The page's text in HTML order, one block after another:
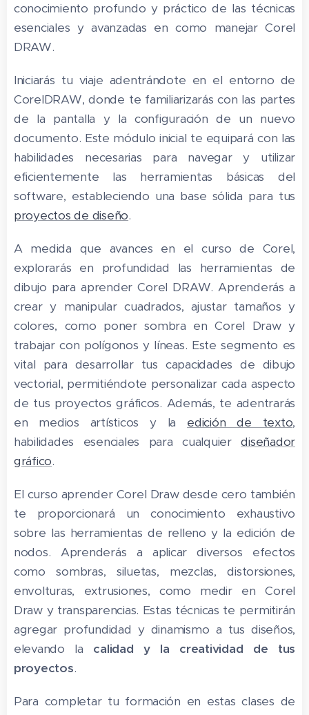
conocimiento profundo y práctico de las técnicas
esenciales y avanzadas en como manejar Corel
DRAW.
Iniciarás tu viaje adentrándote en el entorno de
CorelDRAW, donde te familiarizarás con las partes
de la pantalla y la configuración de un nuevo
documento. Este módulo inicial te equipará con las
habilidades necesarias para navegar y utilizar
eficientemente las herramientas básicas del
software, estableciendo una base sólida para tus
proyectos de diseño.
A medida que avances en el curso de Corel,
explorarás en profundidad las herramientas de
dibujo para aprender Corel DRAW. Aprenderás a
crear y manipular cuadrados, ajustar tamaños y
colores, como poner sombra en Corel Draw y
trabajar con polígonos y líneas. Este segmento es
vital para desarrollar tus capacidades de dibujo
vectorial, permitiéndote personalizar cada aspecto
de tus proyectos gráficos. Además, te adentrarás
en medios artísticos y la edición de texto,
habilidades esenciales para cualquierdiseñador
gráfico.
El curso aprender Corel Draw desde cero también
te proporcionará un conocimiento exhaustivo
sobre las herramientas de relleno y la edición de
nodos. Aprenderás a aplicar diversos efectos
como sombras, siluetas, mezclas, distorsiones,
envolturas, extrusiones, como medir en Corel
Draw y transparencias. Estas técnicas te permitirán
agregar profundidad y dinamismo a tus diseños,
elevando la calidad y la creatividad de tus
proyectos.
Para completar tu formación en estas clases de